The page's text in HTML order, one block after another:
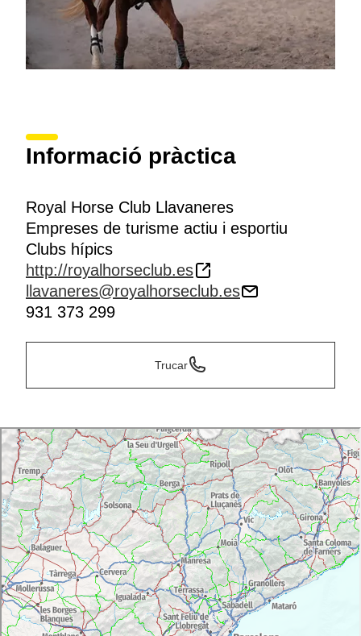
Informació pràctica
Royal Horse Club Llavaneres
Empreses de turisme actiu i esportiu
Clubs hípics
http://royalhorseclub.es
llavaneres@royalhorseclub.es
931 373 299
Trucar